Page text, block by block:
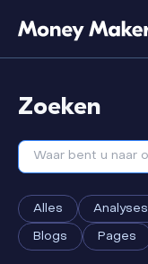
Zoeken
Alles Analyses
Blogs Pages